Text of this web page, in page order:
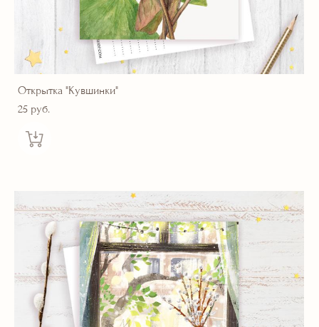
Открытка "Кувшинки"
25 pуб.